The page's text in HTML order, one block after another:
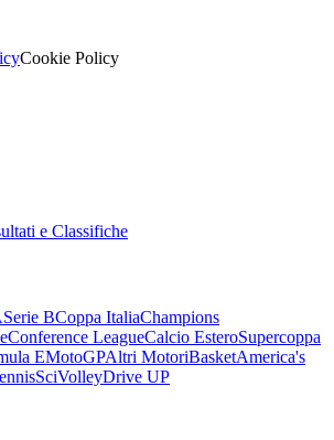
Cookie Policy
e Classifiche
Serie BCoppa ItaliaChampions
Conference LeagueCalcio EsteroSupercoppa
EMotoGPAltri MotoriBasketAmerica's
SciVolleyDrive UP